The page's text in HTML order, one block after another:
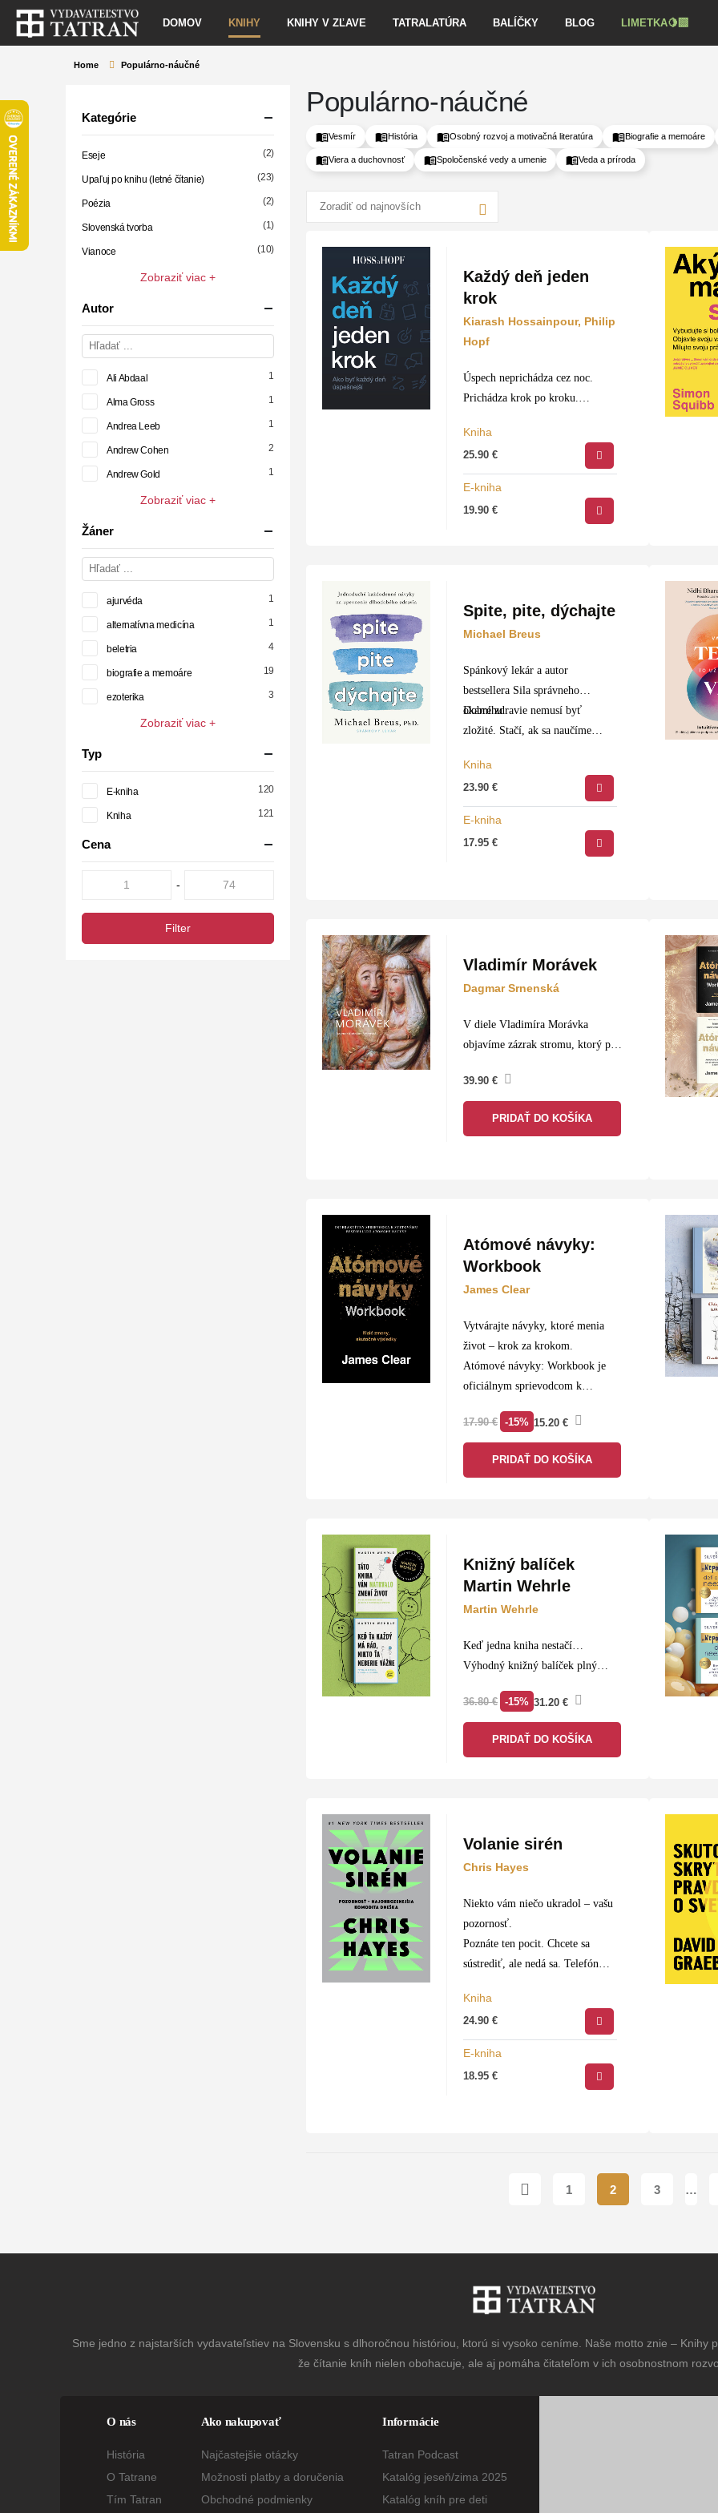
DOMOV KNIHY KNIHY V ZĽAVE TATRALATÚRA BALÍČKY BLOG LIMETKA🍋‍🟩
Home Populárno-náučné
Populárno-náučné
Vesmír História Osobný rozvoj a motivačná literatúra Biografie a memoáre
Viera a duchovnosť Spoločenské vedy a umenie Veda a príroda
Každý deň jeden
krok
Kiarash Hossainpour, Philip
Hopf
Úspech neprichádza cez noc.
Prichádza krok po kroku.
Hopf, autori jedného z
najpočúvanejších podcastov v
Nemecku, vás v tejto knihe
Kniha
25.90€
E-kniha
19.90€
Spite, pite, dýchajte
Michael Breus
Spánkový lekár a autor
bestsellera Sila správneho
okamihu
Dobré zdravie nemusí byť
zložité. Stačí, ak sa naučíme
jednoduché, no zásadné návyky,
ktoré ovplyvňujú každú…
Kniha
23.90€
E-kniha
17.95€
Vladimír Morávek
Dagmar Srnenská
V diele Vladimíra Morávka
objavíme zázrak stromu, ktorý pod
živote. Píla a dláto v jeho prstoch
rozohrajú Ódu na radosť z
omamných vôní kmeňov, ktoré…
39.90€
PRIDAŤ DO KOŠÍKA
Atómové návyky:
Workbook
James Clear
Vytvárajte návyky, ktoré menia
život – krok za krokom.
Atómové návyky: Workbook je
oficiálnym sprievodcom k
Cleara, ktorý ukázal miliónom
ľudí, ako malé zmeny vedú k
veľkým výsledkom….
17.90€ -15% 15.20€
PRIDAŤ DO KOŠÍKA
Knižný balíček
Martin Wehrle
Martin Wehrle
Keď jedna kniha nestačí…
Výhodný knižný balíček plný
voľbou pre každého knihomoľa.
36.80€ -15% 31.20€
PRIDAŤ DO KOŠÍKA
Volanie sirén
Chris Hayes
Niekto vám niečo ukradol – vašu
pozornosť.
Poznáte ten pocit. Chcete sa
sústrediť, ale nedá sa. Telefón
algoritmus vás vtiahne do víru
ďalších a ďalších podnetov.
Ani…
Kniha
24.90€
E-kniha
18.95€
1 2 3 …
Kategórie
Eseje (2)
Upaľuj po knihu (letné čítanie) (23)
Poézia (2)
Slovenská tvorba (1)
Vianoce (10)
Zobraziť viac +
Autor
Ali Abdaal 1
Alma Gross 1
Andrea Leeb 1
Andrew Cohen 2
Andrew Gold 1
Zobraziť viac +
Žáner
ajurvéda 1
alternatívna medicína 1
beletria 4
biografie a memoáre 19
ezoterika 3
Zobraziť viac +
Typ
E-kniha 120
Kniha 121
Cena
-
Filter
Sme jedno z najstarších vydavateľstiev na Slovensku s dlhoročnou históriou, ktorú si vysoko ceníme. Naše motto znie – Knihy
že čítanie kníh nielen obohacuje, ale aj pomáha čitateľom v ich osobnostnom
O nás
História
O Tatrane
Tím Tatran
Ako nakupovať
Najčastejšie otázky
Možnosti platby a doručenia
Obchodné podmienky
Informácie
Tatran Podcast
Katalóg jeseň/zima 2025
Katalóg kníh pre deti